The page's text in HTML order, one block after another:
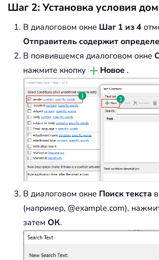
Шаг 2: Установка условия
В диалоговом окне Шаг 1 из 4
Отправитель содержит
В появившемся диалоговом окне
нажмите кнопку
Новое .
В диалоговом окне Поиск текста
(например, @example.com),
затем ОК.